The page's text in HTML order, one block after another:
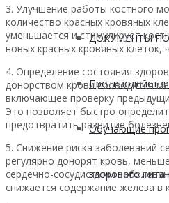
ДОКУМЕНТЫ ПО
Обучающие
здорового
3. Улучшение работы костного
количество красных кровяных
уменьшается и стимулирует
новых красных кровяных клеток,
4. Определение состояния
донорством крови проводится
включающее проверку
Это позволяет быстро
предотвратить развитие
5. Снижение риска заболеваний
регулярно донорят кровь,
сердечно-сосудистыми
снижается содержание железа в